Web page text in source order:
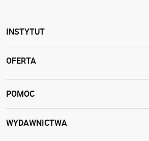
INSTYTUT
OFERTA
POMOC
WYDAWNICTWA